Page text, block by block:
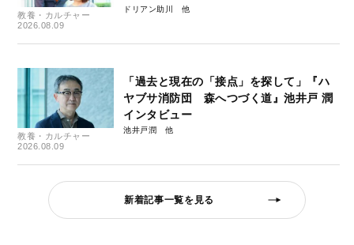
教養・カルチャー
2026.08.09
ドリアン助川
教養・カルチャー
2026.08.09
「過去と現在の「接点」を探して」『ハ
ヤブサ消防団 森へつづく道』池井戸 潤
インタビュー
池井戸潤
新着記事一覧を見る